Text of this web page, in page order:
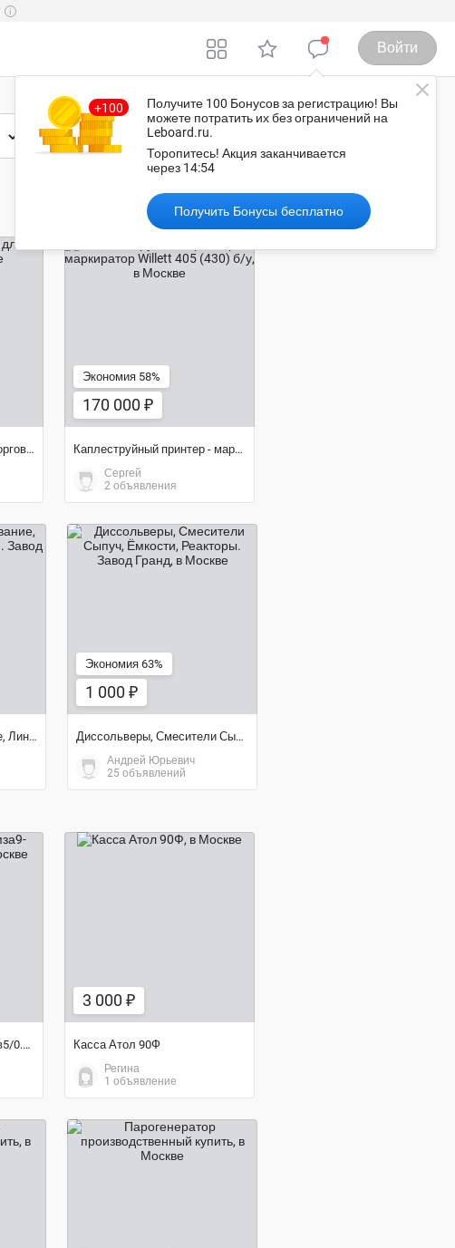
i
Войти
Получите 100 Бонусовза регистрацию! Вы
можете потратить их без ограничений на
Leboard.ru.
Торопитесь! Акция заканчивается
через 14:53
Получить Бонусы бесплатно
Москва
Рекомендованные объявления
Весы электронный для торговли
Экономия 58%
170 000 ₽
Каплеструйный принтер - маркиратор Willett 405 (430) б/у
Сергей
2 объявления
Молочное Оборудование, Линии, ВДП, Сыроварни. Завод Гранд
Экономия 63%
1 000 ₽
Диссольверы, Смесители Сыпуч, Ёмкости, Реакторы. Завод Гранд
Андрей Юрьевич
25 объявлений
Труба нагнетания мза9-пв5/0.7 0009-210
3 000 ₽
Касса Атол 90Ф
Регина
1 объявление